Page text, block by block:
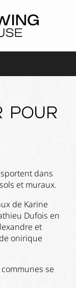
pour
dans
et muraux.
de Karine
Dufois en
et
onirique
se